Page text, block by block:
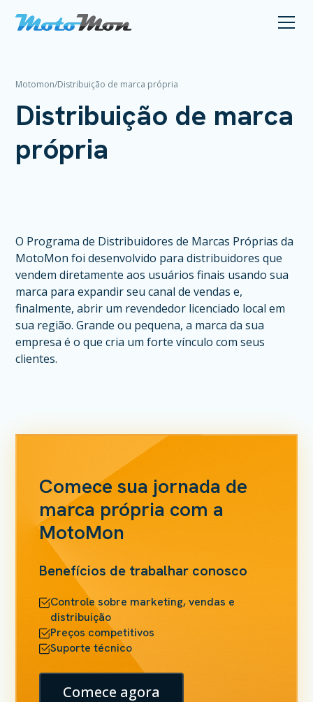
Motomon/Distribuição de marca própria
Distribuição de marca
própria
O Programa de Distribuidores de Marcas Próprias da
MotoMon foi desenvolvido para distribuidores que
vendem diretamente aos usuários finais usando sua
marca para expandir seu canal de vendas e,
finalmente, abrir um revendedor licenciado local em
sua região. Grande ou pequena, a marca da sua
empresa é o que cria um forte vínculo com seus
clientes.
Comece sua jornada de
marca própria com a
MotoMon
Benefícios de trabalhar conosco
Controle sobre marketing, vendas e
distribuição
Preços competitivos
Suporte técnico
Comece agora